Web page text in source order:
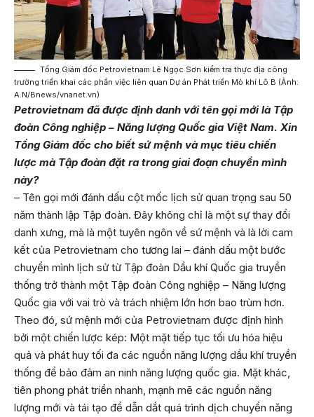
Tổng Giám đốc Petrovietnam Lê Ngọc Sơn kiểm tra thực địa công
trường triển khai các phần việc liên quan Dự án Phát triển Mỏ khí Lô B (Ảnh:
A.N/Bnews/vnanet.vn)
Petrovietnam đã được định danh với tên gọi mới là Tập
đoàn Công nghiệp – Năng lượng Quốc gia Việt Nam. Xin
Tổng Giám đốc cho biết sứ mệnh và mục tiêu chiến
lược mà Tập đoàn đặt ra trong giai đoạn chuyển mình
này?
– Tên gọi mới đánh dấu cột mốc lịch sử quan trọng sau 50
năm thành lập Tập đoàn. Đây không chỉ là một sự thay đổi
danh xưng, mà là một tuyên ngôn về sứ mệnh và là lời cam
kết của Petrovietnam cho tương lai – đánh dấu một bước
chuyển mình lịch sử từ Tập đoàn Dầu khí Quốc gia truyền
thống trở thành một Tập đoàn Công nghiệp – Năng lượng
Quốc gia với vai trò và trách nhiệm lớn hơn bao trùm hơn.
Theo đó, sứ mệnh mới của Petrovietnam được định hình
bởi một chiến lược kép: Một mặt tiếp tục tối ưu hóa hiệu
quả và phát huy tối đa các nguồn năng lượng dầu khí truyền
thống để bảo đảm an ninh năng lượng quốc gia. Mặt khác,
tiên phong phát triển nhanh, mạnh mẽ các nguồn năng
lượng mới và tái tạo để dẫn dắt quá trình dịch chuyển năng